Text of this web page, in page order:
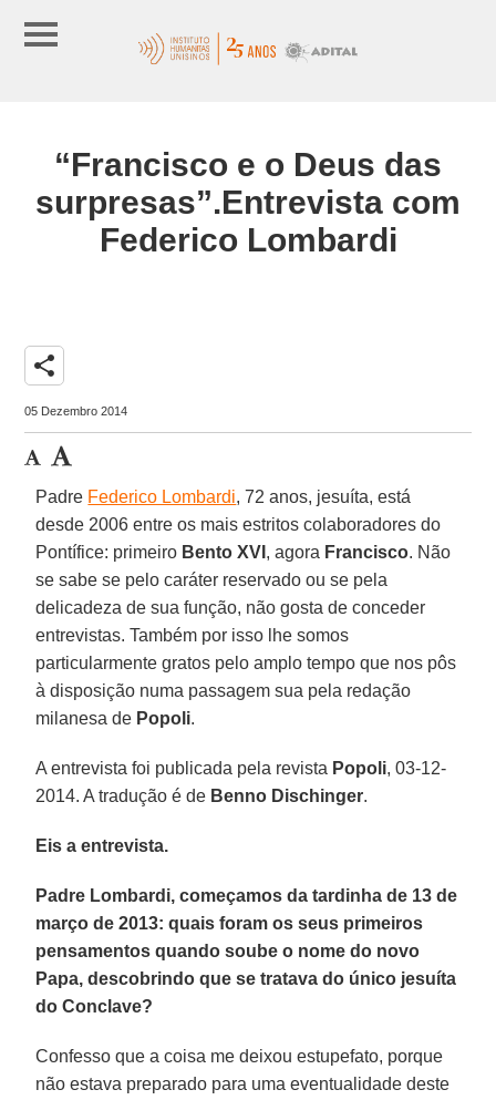
“Francisco e o Deus das
surpresas”.Entrevista com
Federico Lombardi
share
05 Dezembro 2014
Padre Federico Lombardi, 72 anos, jesuíta, está
desde 2006 entre os mais estritos colaboradores do
Pontífice: primeiro Bento XVI , agora Francisco. Não
se sabe se pelo caráter reservado ou se pela
delicadeza de sua função, não gosta de conceder
entrevistas. Também por isso lhe somos
particularmente gratos pelo amplo tempo que nos pôs
à disposição numa passagem sua pela redação
milanesa de Popoli.
A entrevista foi publicada pela revista Popoli, 03-12-
2014. A tradução é de Benno Dischinger.
Eis a entrevista.
Padre Lombardi, começamos da tardinha de 13 de
março de 2013: quais foram os seus primeiros
pensamentos quando soube o nome do novo
Papa, descobrindo que se tratava do único jesuíta
do Conclave?
Confesso que a coisa me deixou estupefato, porque
não estava preparado para uma eventualidade deste